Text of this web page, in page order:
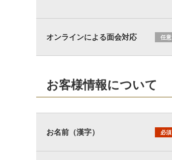
オンラインによる面会対応 任意
お客様情報について
お名前（漢字） 必須